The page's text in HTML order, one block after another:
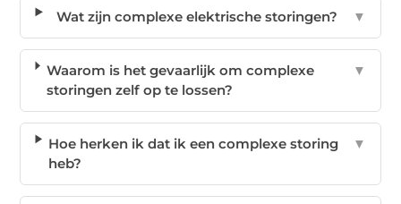
Wat zijn complexe elektrische storingen? ▼
Waarom is het gevaarlijk om complexe
storingen zelf op te lossen?
▼
Hoe herken ik dat ik een complexe storing
heb?
▼